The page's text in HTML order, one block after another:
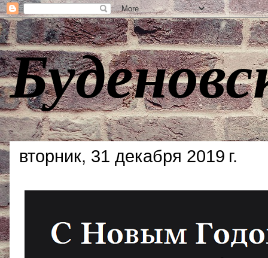
вторник, 31 декабря 2019 г.